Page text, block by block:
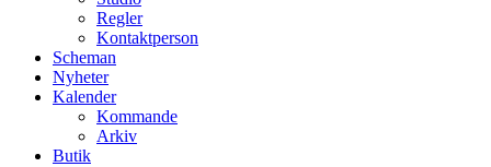
Regler
Kontaktperson
Scheman
Nyheter
Kalender
Kommande
Arkiv
Butik